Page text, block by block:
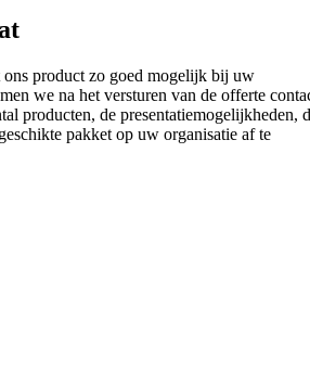
ons product zo goed mogelijk bij uw
we na het versturen van de offerte
producten, de presentatiemogelijkheden,
pakket op uw organisatie af te